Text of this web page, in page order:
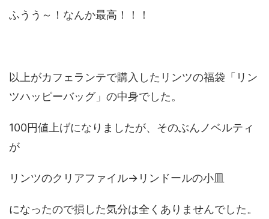
ふうう～！なんか最高！！！
以上がカフェランテで購入したリンツの福袋「リン
ツハッピーバッグ」の中身でした。
100円値上げになりましたが、そのぶんノベルティ
が
リンツのクリアファイル→リンドールの小皿
になったので損した気分は全くありませんでした。